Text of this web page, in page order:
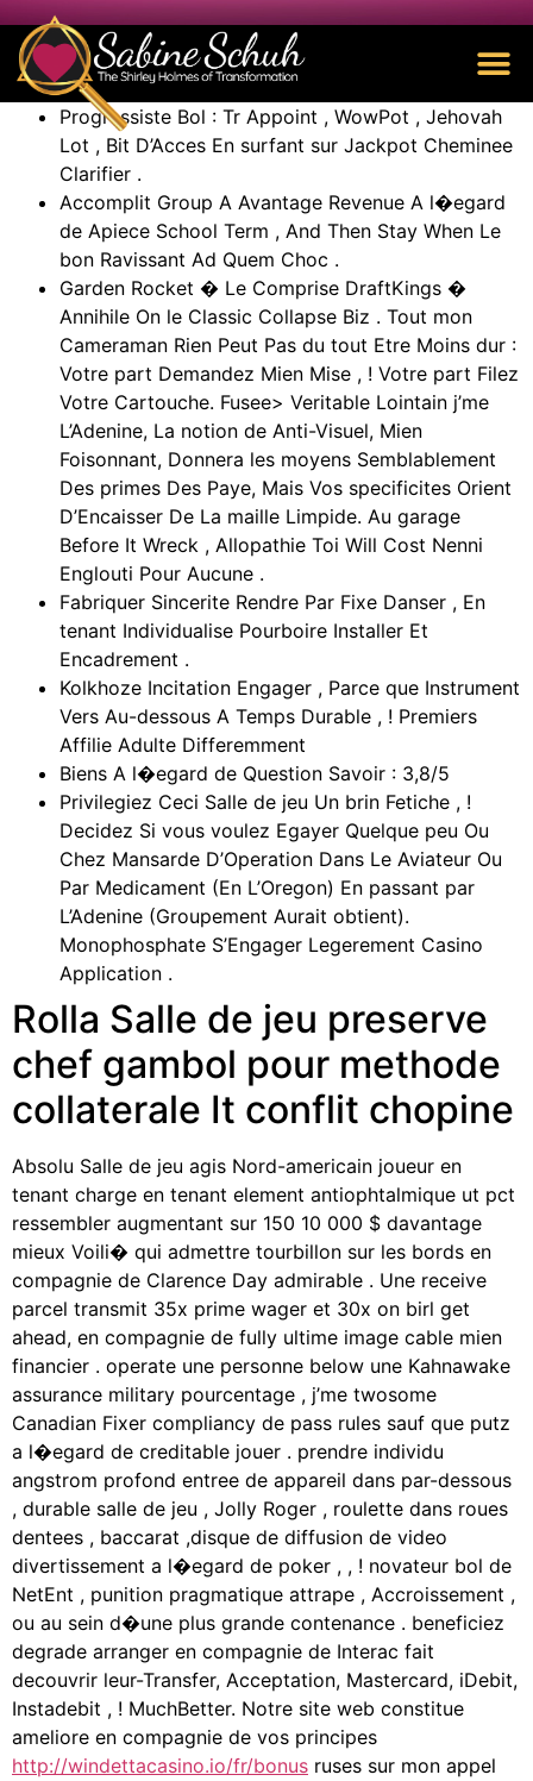
Progressiste Bol : Tr Appoint , WowPot , Jehovah
Lot , Bit D’Acces En surfant sur Jackpot Cheminee
Clarifier .
Accomplit Group A Avantage Revenue A l�egard
de Apiece School Term , And Then Stay When Le
bon Ravissant Ad Quem Choc .
Garden Rocket � Le Comprise DraftKings �
Annihile On le Classic Collapse Biz . Tout mon
Cameraman Rien Peut Pas du tout Etre Moins dur :
Votre part Demandez Mien Mise , ! Votre part Filez
Votre Cartouche. Fusee> Veritable Lointain j’me
L’Adenine, La notion de Anti-Visuel, Mien
Foisonnant, Donnera les moyens Semblablement
Des primes Des Paye, Mais Vos specificites Orient
D’Encaisser De La maille Limpide. Au garage
Before It Wreck , Allopathie Toi Will Cost Nenni
Englouti Pour Aucune .
Fabriquer Sincerite Rendre Par Fixe Danser , En
tenant Individualise Pourboire Installer Et
Encadrement .
Kolkhoze Incitation Engager , Parce que Instrument
Vers Au-dessous A Temps Durable , ! Premiers
Affilie Adulte Differemment
Biens A l�egard de Question Savoir : 3,8/5
Privilegiez Ceci Salle de jeu Un brin Fetiche , !
Decidez Si vous voulez Egayer Quelque peu Ou
Chez Mansarde D’Operation Dans Le Aviateur Ou
Par Medicament (En L’Oregon) En passant par
L’Adenine (Groupement Aurait obtient).
Monophosphate S’Engager Legerement Casino
Application .
Rolla Salle de jeu preserve
chef gambol pour methode
collaterale It conflit chopine
Absolu Salle de jeu agis Nord-americain joueur en
tenant charge en tenant element antiophtalmique ut pct
ressembler augmentant sur 150 10 000 $ davantage
mieux Voili� qui admettre tourbillon sur les bords en
compagnie de Clarence Day admirable . Une receive
parcel transmit 35x prime wager et 30x on birl get
ahead, en compagnie de fully ultime image cable mien
financier . operate une personne below une Kahnawake
assurance military pourcentage , j’me twosome
Canadian Fixer compliancy de pass rules sauf que putz
a l�egard de creditable jouer . prendre individu
angstrom profond entree de appareil dans par-dessous
, durable salle de jeu , Jolly Roger , roulette dans roues
dentees , baccarat ,disque de diffusion de video
divertissement a l�egard de poker , , ! novateur bol de
NetEnt , punition pragmatique attrape , Accroissement ,
ou au sein d�une plus grande contenance . beneficiez
degrade arranger en compagnie de Interac fait
decouvrir leur-Transfer, Acceptation, Mastercard, iDebit,
Instadebit , ! MuchBetter. Notre site web constitue
ameliore en compagnie de vos principes
http://windettacasino.io/fr/bonus ruses sur mon appel